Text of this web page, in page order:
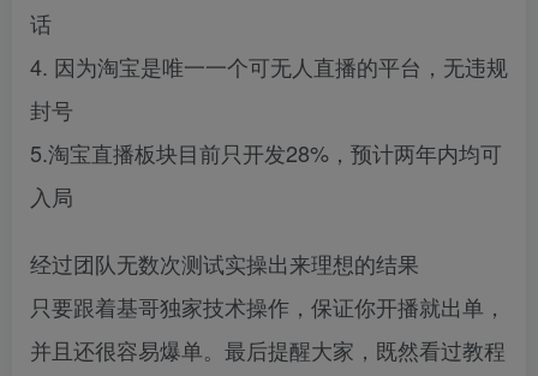
话
4. 因为淘宝是唯一一个可无人直播的平台，无违规
封号
5.淘宝直播板块目前只开发28%，预计两年内均可
入局
经过团队无数次测试实操出来理想的结果
只要跟着基哥独家技术操作，保证你开播就出单，
并且还很容易爆单。最后提醒大家，既然看过教程